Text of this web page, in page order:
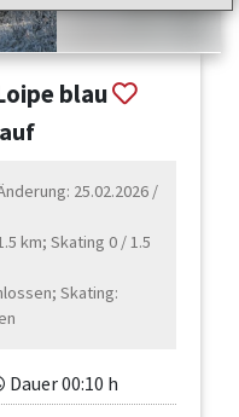
blau
25.02.2026 /
km; Skating 0 / 1.5
Skating:
Dauer 00:10 h